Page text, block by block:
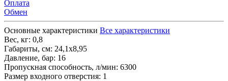
Оплата
Обмен
Основные характеристики Все характеристики
Вес, кг: 0,8
Габариты, см: 24,1х8,95
Давление, бар: 16
Пропускная способность, л/мин: 6300
Размер входного отверстия: 1